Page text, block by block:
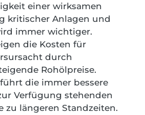
einer wirksamen
kritischer Anlagen und
immer wichtiger.
die Kosten für
durch
Rohölpreise.
die immer bessere
Verfügung stehenden
zu längeren Standzeiten.